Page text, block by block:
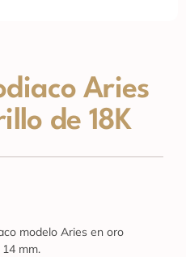
Aries
de 18K
modelo Aries en oro
mm.